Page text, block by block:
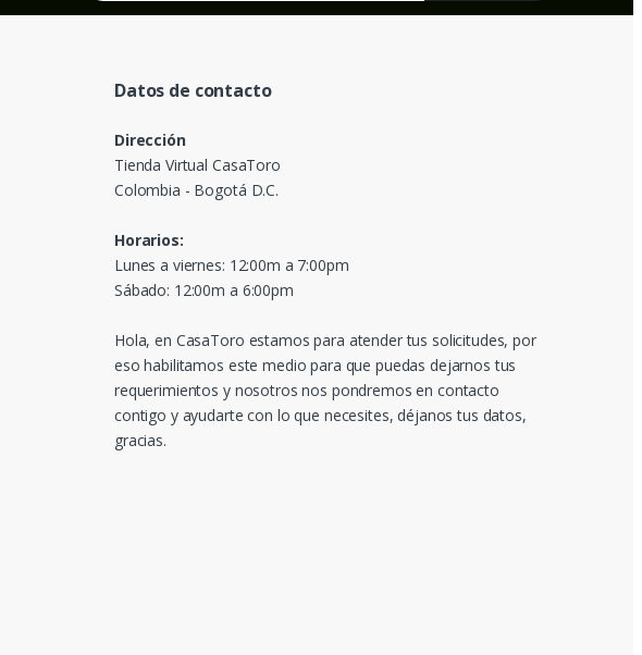
Datos de contacto
Dirección
Tienda Virtual CasaToro
Colombia - Bogotá D.C.
Horarios:
Lunes a viernes: 12:00m a 7:00pm
Sábado: 12:00m a 6:00pm
Hola, en CasaToro estamos para atender tus solicitudes, por
eso habilitamos este medio para que puedas dejarnos tus
requerimientos y nosotros nos pondremos en contacto
contigo y ayudarte con lo que necesites, déjanos tus datos,
gracias.